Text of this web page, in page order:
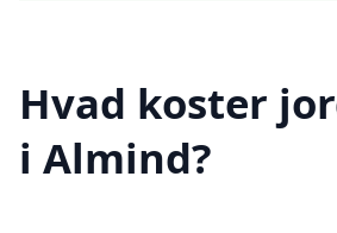
Hvad koster
i Almind?